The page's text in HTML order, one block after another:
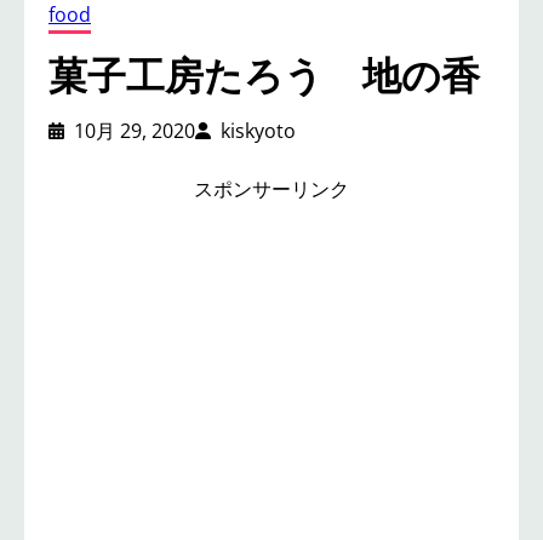
food
菓子工房たろう 地の香
10月 29, 2020 kiskyoto
スポンサーリンク